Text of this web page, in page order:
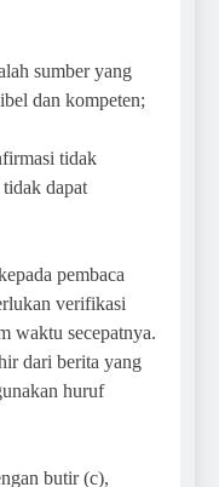
sumber yang
dan kompeten;
tidak
dapat
pembaca
verifikasi
waktu secepatnya.
dari berita yang
huruf
butir (c),